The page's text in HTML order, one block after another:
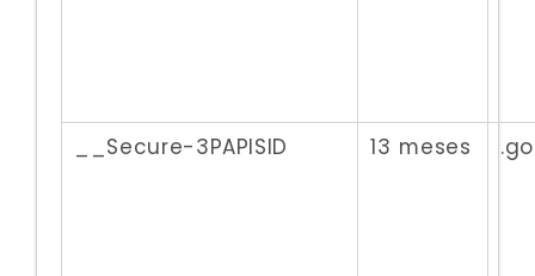
__Secure-3PAPISID 13 meses